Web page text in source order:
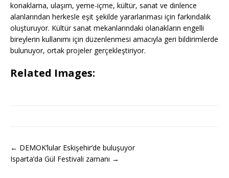
konaklama, ulaşım, yeme-içme, kültür, sanat ve dinlence
alanlarından herkesle eşit şekilde yararlanması için farkındalık
oluşturuyor. Kültür sanat mekanlarındaki olanakların engelli
bireylerin kullanımı için düzenlenmesi amacıyla geri bildirimlerde
bulunuyor, ortak projeler gerçekleştiriyor.
Related Images:
← DEMOK’lular Eskişehir’de buluşuyor
Isparta’da Gül Festivali zamanı →